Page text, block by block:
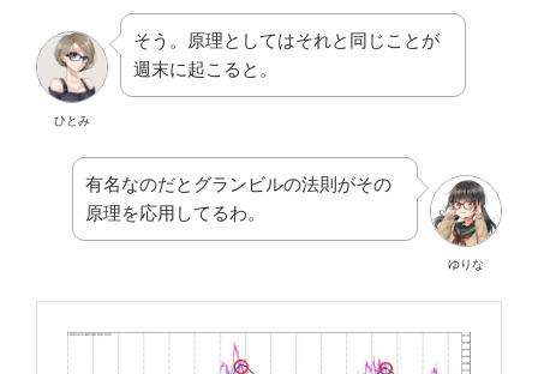
ひとみ
そう。原理としてはそれと同じことが
週末に起こると。
ゆりな
有名なのだとグランビルの法則がその
原理を応用してるわ。